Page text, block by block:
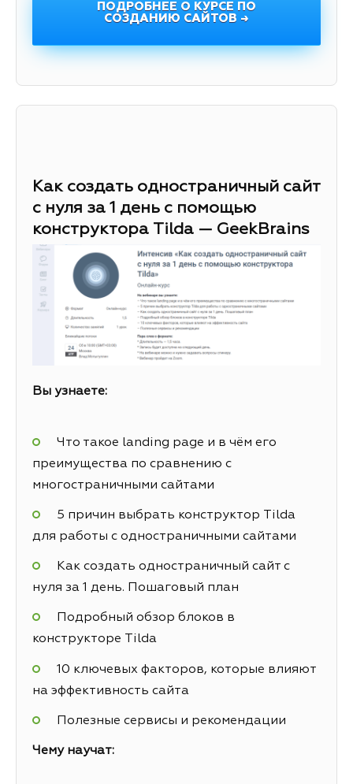
ПОДРОБНЕЕ О КУРСЕ ПО
СОЗДАНИЮ САЙТОВ →
Как создать одностраничный сайт
с нуля за 1 день с помощью
конструктора Tilda — GeekBrains
Вы узнаете:
Что такое landing page и в чём его
преимущества по сравнению с
многостраничными сайтами
5 причин выбрать конструктор Tilda
для работы с одностраничными сайтами
Как создать одностраничный сайт с
нуля за 1 день. Пошаговый план
Подробный обзор блоков в
конструкторе Tilda
10 ключевых факторов, которые влияют
на эффективность сайта
Полезные сервисы и рекомендации
Чему научат: